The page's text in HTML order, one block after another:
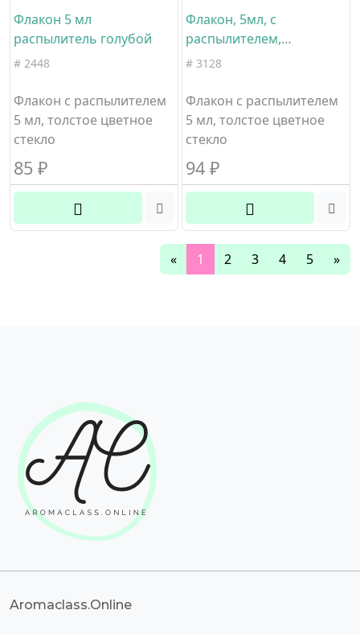
Флакон 5 мл
распылитель голубой
# 2448
Флакон с распылителем
5 мл, толстое цветное
стекло
85 ₽
Флакон, 5мл, с
распылителем,
золотистый с белым,
стекло
# 3128
Флакон с распылителем
5 мл, толстое цветное
стекло
94 ₽
« 1 2 3 4 5 »
Aromaclass.Online